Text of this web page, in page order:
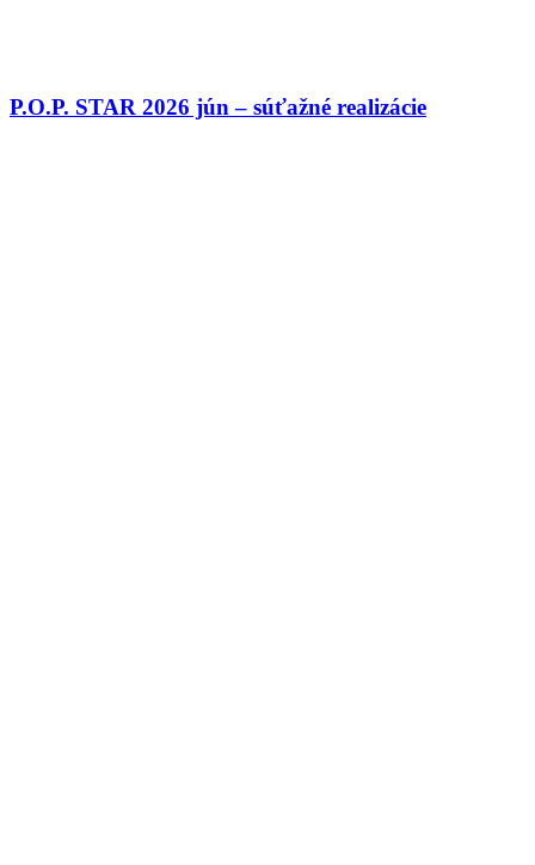
P.O.P. STAR 2026 jún – súťažné realizácie